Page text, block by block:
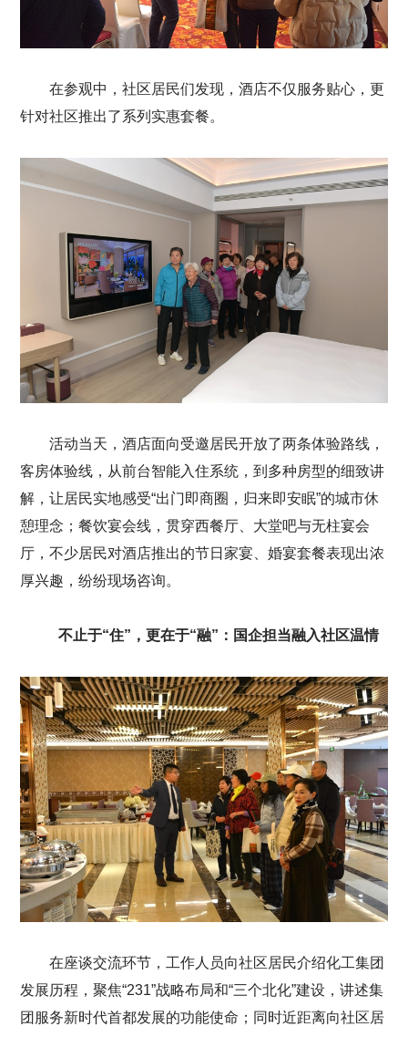
在参观中，社区居民们发现，酒店不仅服务贴心，更
针对社区推出了系列实惠套餐。
活动当天，酒店面向受邀居民开放了两条体验路线，
客房体验线，从前台智能入住系统，到多种房型的细致讲
解，让居民实地感受“出门即商圈，归来即安眠”的城市休
憩理念；餐饮宴会线，贯穿西餐厅、大堂吧与无柱宴会
厅，不少居民对酒店推出的节日家宴、婚宴套餐表现出浓
厚兴趣，纷纷现场咨询。
不止于“住”，更在于“融”：国企担当融入社区温情
在座谈交流环节，工作人员向社区居民介绍化工集团
发展历程，聚焦“231”战略布局和“三个北化”建设，讲述集
团服务新时代首都发展的功能使命；同时近距离向社区居